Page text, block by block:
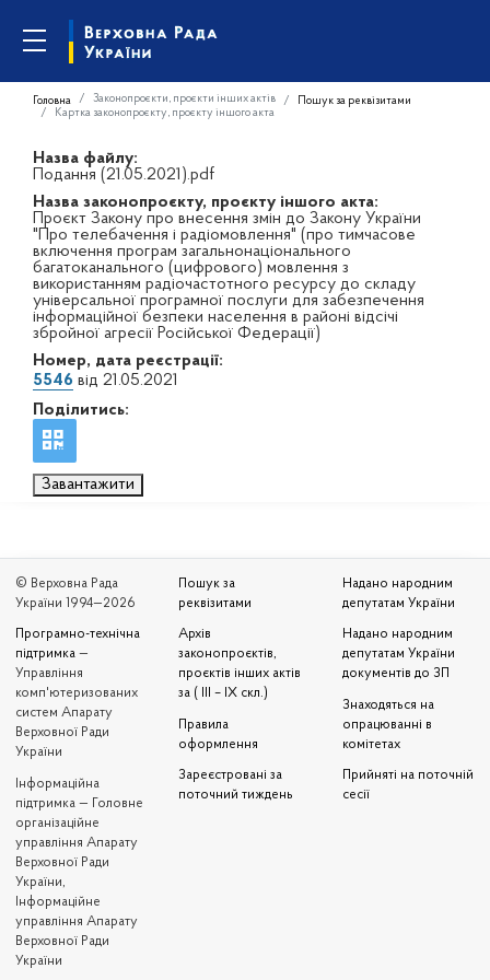
Головна Законопроєкти, проєкти інших актів
Пошук за реквізитами
Картка законопроєкту, проєкту іншого акта
Назва файлу:
Подання (21.05.2021).pdf
Назва законопроєкту, проєкту іншого акта:
Проєкт Закону про внесення змін до Закону України
"Про телебачення і радіомовлення" (про тимчасове
включення програм загальнонаціонального
багатоканального (цифрового) мовлення з
використанням радіочастотного ресурсу до складу
універсальної програмної послуги для забезпечення
інформаційної безпеки населення в районі відсічі
збройної агресії Російської Федерації)
Номер, дата реєстрації:
5546 від 21.05.2021
Поділитись:
Завантажити
© Верховна Рада
України 1994—2026
Програмно-технічна
підтримка —
Управління
комп'ютеризованих
систем Апарату
Верховної Ради
України
Iнформаційна
підтримка — Головне
організаційне
управління Апарату
Верховної Ради
України,
Інформаційне
управління Апарату
Верховної Ради
України
Пошук за
реквізитами
Архів
законопроєктів,
проєктів інших актів
за ( III – IX скл.)
Правила
оформлення
Зареєстровані за
поточний тиждень
Надано народним
депутатам України
Надано народним
депутатам України
документів до ЗП
Знаходяться на
опрацюванні в
комітетах
Прийняті на поточній
сесії